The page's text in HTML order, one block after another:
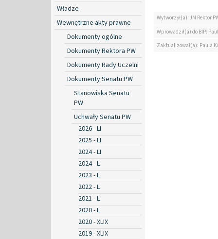
Władze
Wewnętrzne akty prawne
Dokumenty ogólne
Dokumenty Rektora PW
Dokumenty Rady Uczelni
Dokumenty Senatu PW
Stanowiska Senatu
PW
Uchwały Senatu PW
2026 - LI
2025 - LI
2024 - LI
2024 - L
2023 - L
2022 - L
2021 - L
2020 - L
2020 - XLIX
2019 - XLIX
Wytworzył(a): JM Rektor
Wprowadził(a) do BIP:
Zaktualizował(a): Paula